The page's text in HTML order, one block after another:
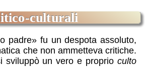
culturali
padre
fu un despota assoluto,
che non ammetteva critiche.
sviluppò un vero e proprioculto